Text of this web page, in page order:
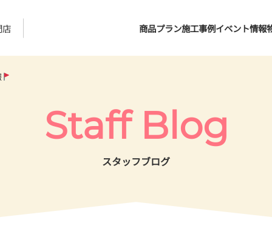
店 商品プラン施工事例イベント情報
Staff Blog
スタッフブログ